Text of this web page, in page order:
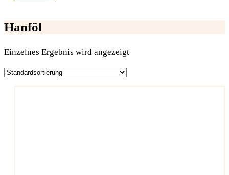
Hanföl
Einzelnes Ergebnis wird angezeigt